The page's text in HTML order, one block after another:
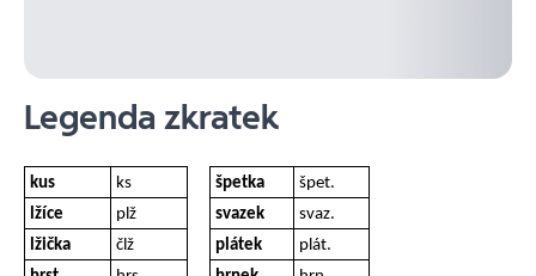
Legenda zkratek
kus ks špetka
špet.
lžíce
plž svazek
svaz.
lžička
člž plátek
plát.